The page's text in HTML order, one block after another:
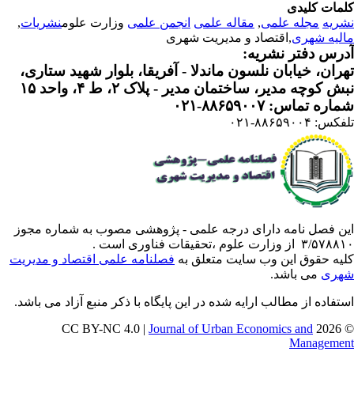
کلیدی
مجله علمی, مقاله علمی انجمن علمیوزارت علومنشریات,
شهری ,اقتصاد و مدیریت شهری
دفتر نشریه:
خیابان نلسون ماندلا - آفریقا، بلوار شهید ستاری،
کوچه مدیر، ساختمان مدیر - پلاک ۲، ط ۴، واحد ۱۵
تماس: ۸۸۶۵۹۰۰۷-۰۲۱
۸۸۶۵۹۰۰۴-۰۲۱
فصل نامه دارای درجه علمی - پژوهشی مصوب به شماره مجوز
وزارت علوم ،تحقیقات فناوری است .
حقوق این وب سایت متعلق بهفصلنامه علمی اقتصاد و مدیریت
می باشد.
از مطالب ارایه شده در این پایگاه با ذکر منبع آزاد می باشد.
©
Journal of Urban Economics and